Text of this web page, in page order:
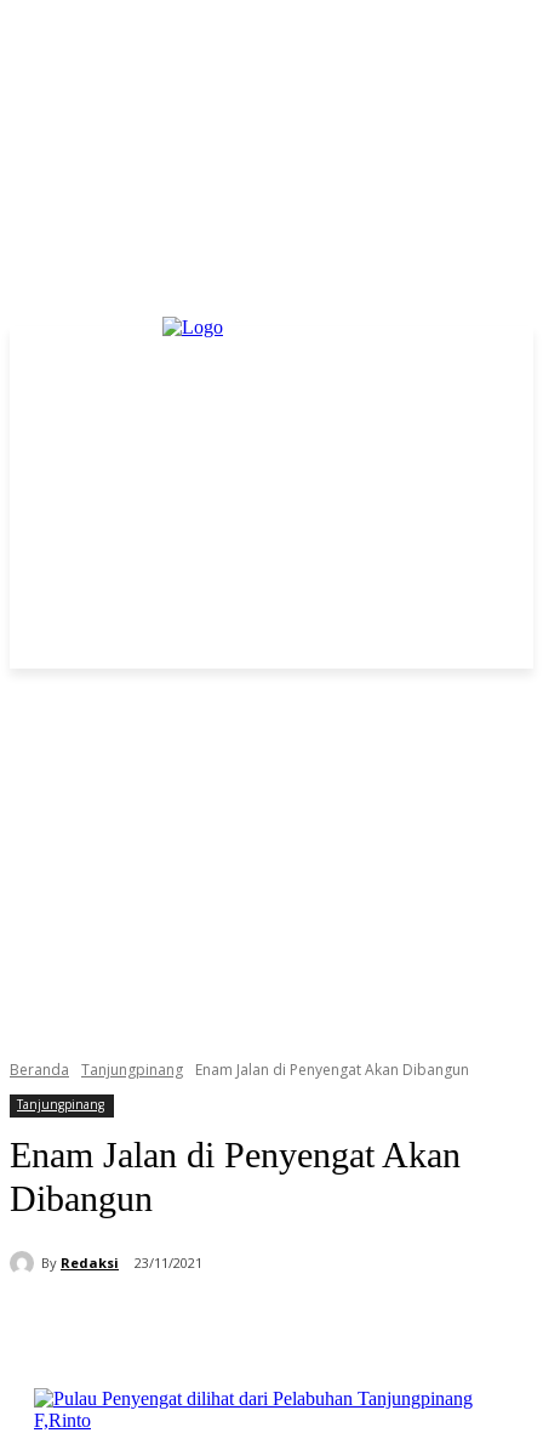
Beranda Tanjungpinang Enam Jalan di Penyengat Akan Dibangun
Tanjungpinang
Enam Jalan di Penyengat Akan
Dibangun
By Redaksi 23/11/2021